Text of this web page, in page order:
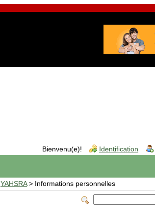
Bienvenu(e)! Identification
YAHSRA> Informations personnelles